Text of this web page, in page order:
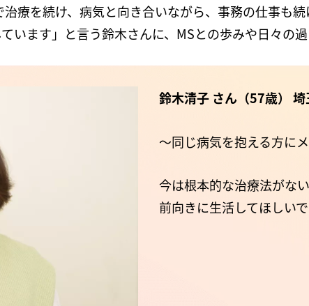
療を続け、病気と向き合いながら、事務の仕事も続
います」と言う鈴木さんに、MSとの歩みや日々の
鈴木清子 さん（57歳） 埼
～同じ病気を抱える方に
今は根本的な治療法がな
前向きに生活してほしいで